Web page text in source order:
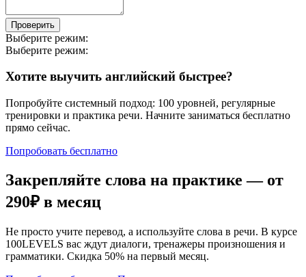
Проверить
Выберите режим:
Выберите режим:
Хотите выучить английский быстрее?
Попробуйте системный подход: 100 уровней, регулярные
тренировки и практика речи. Начните заниматься бесплатно
прямо сейчас.
Попробовать бесплатно
Закрепляйте слова на практике — от
290₽ в месяц
Не просто учите перевод, а используйте слова в речи. В курсе
100LEVELS вас ждут диалоги, тренажеры произношения и
грамматики. Скидка 50% на первый месяц.